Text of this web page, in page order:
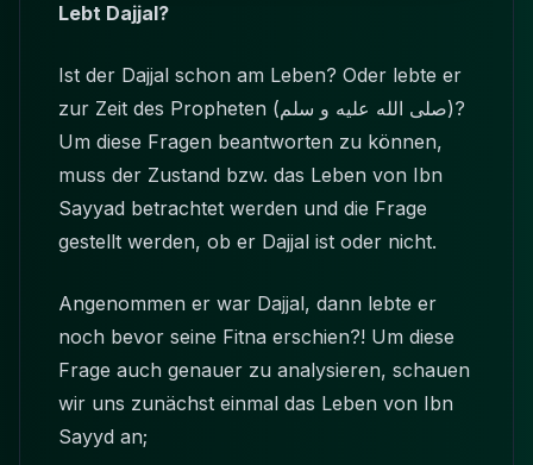
Lebt Dajjal?
Ist der Dajjal schon am Leben? Oder lebte er
zur Zeit des Propheten
(صلى الله عليه و سلم)?
Um diese Fragen beantworten zu können,
muss der Zustand bzw. das Leben von Ibn
Sayyad betrachtet werden und die Frage
gestellt werden, ob er Dajjal ist oder nicht.
Angenommen er war Dajjal, dann lebte er
noch bevor seine Fitna erschien?! Um diese
Frage auch genauer zu analysieren, schauen
wir uns zunächst einmal das Leben von Ibn
Sayyd an;